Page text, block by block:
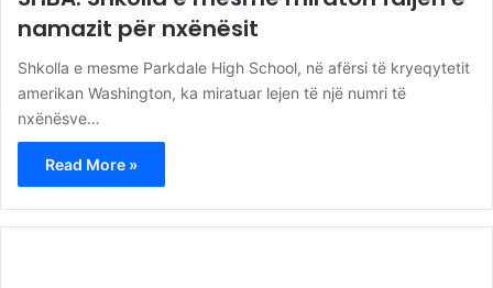
namazit për nxënësit
Shkolla e mesme Parkdale High School, në afërsi të kryeqytetit
amerikan Washington, ka miratuar lejen të një numri të
nxënësve…
Read More »